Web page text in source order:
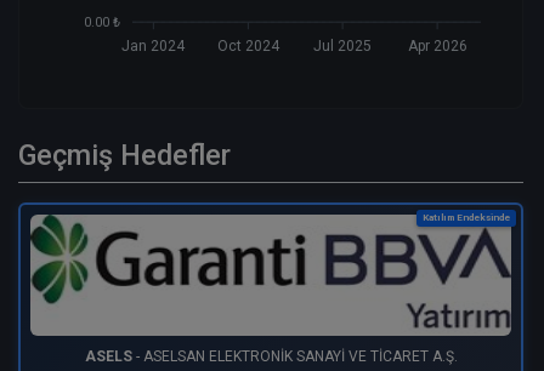
0.00 ₺
Jan 2024 Oct 2024 Jul 2025 Apr 2026
Geçmiş Hedefler
Katılım Endeksinde
ASELS- ASELSAN ELEKTRONİK SANAYİ VE TİCARET A.Ş.